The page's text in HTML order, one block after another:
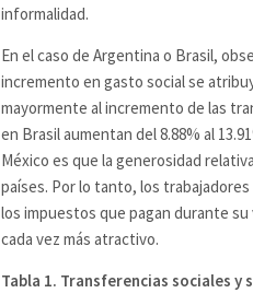
informalidad.
En el caso de Argentina o Brasil,
incremento en gasto social se
mayormente al incremento de las
en Brasil aumentan del 8.88% al
México es que la generosidad
países. Por lo tanto, los
los impuestos que pagan durante
cada vez más atractivo.
Tabla 1. Transferencias sociales y